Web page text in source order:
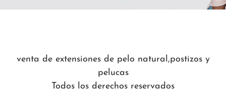
venta de extensiones de pelo natural,postizos y
pelucas
Todos los derechos reservados